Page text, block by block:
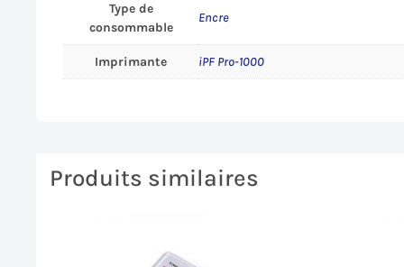
Type de
consommable
Encre
Imprimante iPF Pro-1000
Produits similaires